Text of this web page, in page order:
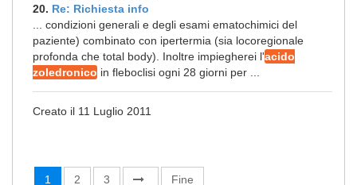
20. Re: Richiesta info
... condizioni generali e degli esami ematochimici del
paziente) combinato con ipertermia (sia locoregionale
profonda che total body). Inoltre impiegherei l'acido
zoledronico in fleboclisi ogni 28 giorni per ...
Creato il 11 Luglio 2011
1 2 3 Fine